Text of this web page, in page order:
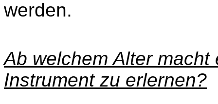
werden.
Ab welchem Alter
Instrument zu erlernen?